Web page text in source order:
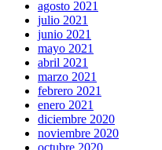
agosto 2021
julio 2021
junio 2021
mayo 2021
abril 2021
marzo 2021
febrero 2021
enero 2021
diciembre 2020
noviembre 2020